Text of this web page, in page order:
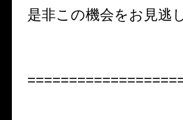
是非この機会をお見逃